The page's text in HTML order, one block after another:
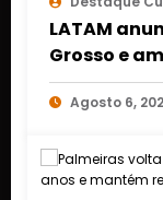
LATAM
Grosso e
Cuiabá e
Agosto 6,